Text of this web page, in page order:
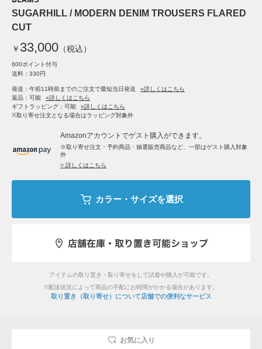
SUGARHILL / MODERN DENIM TROUSERS FLARED
CUT
￥ 33,000 （税込）
600ポイント付与
送料：330円
発送：午前11時前までのご注文で最短当日発送
»詳しくはこちら
返品：可能
»詳しくはこちら
ギフトラッピング：可能
»詳しくはこちら
※取り寄せ注文となる場合はラッピング対象外
Amazonアカウントでゲスト購入ができます。
※取り寄せ注文・予約商品・抽選販売商品など、一部はゲスト購入対象
外
> 詳しくはこちら
カラー・サイズを選択
アイテムの取り置き・取り寄せをして試着や購入が可能です。
※配送状況によって商品の手配にお時間がかかる場合があります。
取り置き（取り寄せ）について店舗での便利なサービス
お気に入り